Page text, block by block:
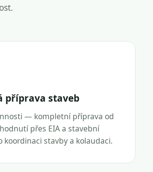
příprava staveb
— kompletní příprava od
přes EIA a stavební
koordinaci stavby a kolaudaci.